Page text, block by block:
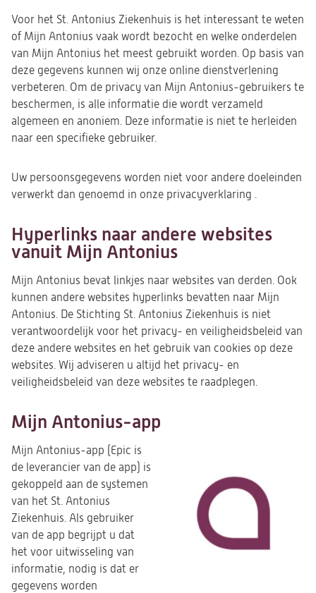
Voor het St. Antonius Ziekenhuis is het interessant te weten
of Mijn Antonius vaak wordt bezocht en welke onderdelen
van Mijn Antonius het meest gebruikt worden. Op basis van
deze gegevens kunnen wij onze online dienstverlening
verbeteren. Om de privacy van Mijn Antonius-gebruikers te
beschermen, is alle informatie die wordt verzameld
algemeen en anoniem. Deze informatie is niet te herleiden
naar een specifieke gebruiker.
Uw persoonsgegevens worden niet voor andere doeleinden
verwerkt dan genoemd in onze privacyverklaring .
Hyperlinks naar andere websites
vanuit Mijn Antonius
Mijn Antonius bevat linkjes naar websites van derden. Ook
kunnen andere websites hyperlinks bevatten naar Mijn
Antonius. De Stichting St. Antonius Ziekenhuis is niet
verantwoordelijk voor het privacy- en veiligheidsbeleid van
deze andere websites en het gebruik van cookies op deze
websites. Wij adviseren u altijd het privacy- en
veiligheidsbeleid van deze websites te raadplegen.
Mijn Antonius-app
Mijn Antonius-app (Epic is
de leverancier van de app) is
gekoppeld aan de systemen
van het St. Antonius
Ziekenhuis. Als gebruiker
van de app begrijpt u dat
het voor uitwisseling van
informatie, nodig is dat er
gegevens worden